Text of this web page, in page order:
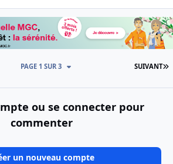
SUIVANT
PAGE 1 SUR 3
ou se connecter pour
commenter
un nouveau compte